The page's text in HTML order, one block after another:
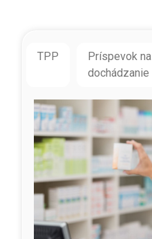
TPP
Príspevok na
dochádzanie